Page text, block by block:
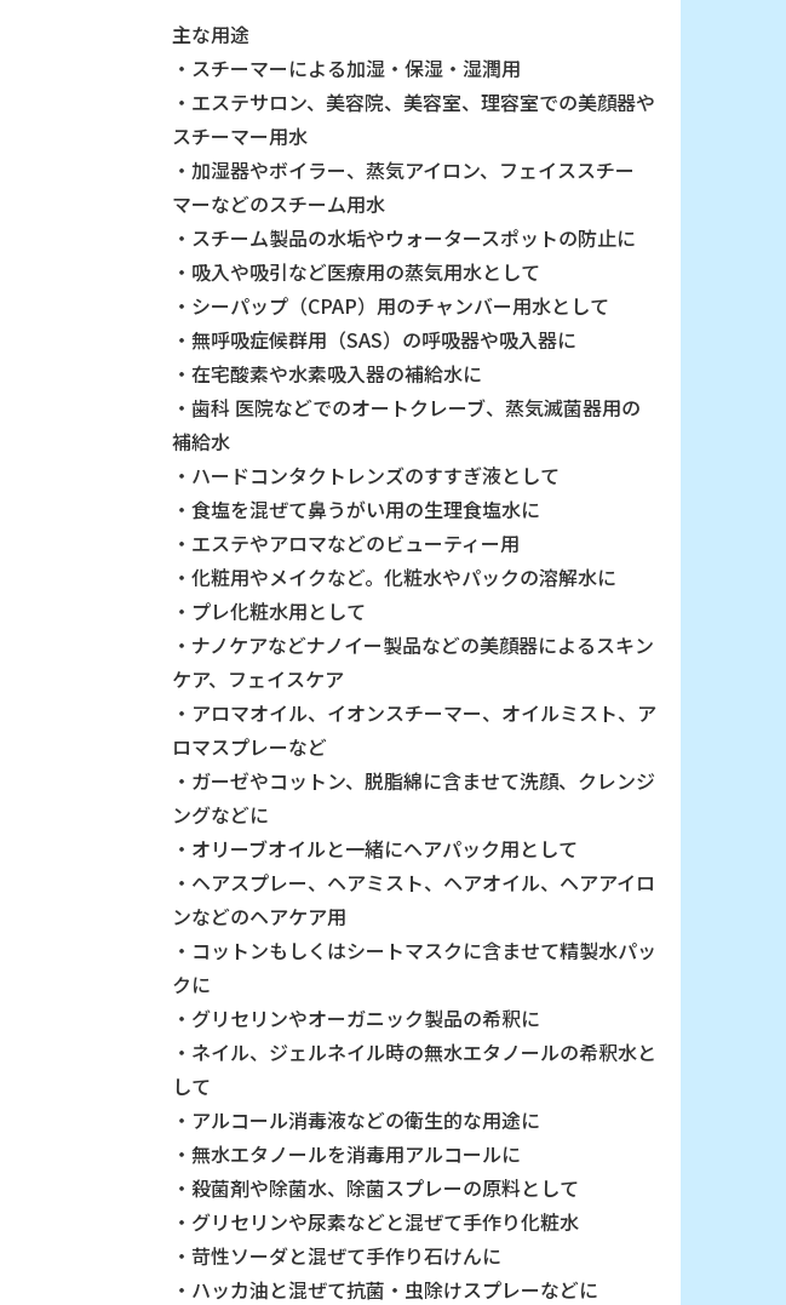
主な用途
・スチーマーによる加湿・保湿・湿潤用
・エステサロン、美容院、美容室、理容室での美顔器や
スチーマー用水
・加湿器やボイラー、蒸気アイロン、フェイススチー
マーなどのスチーム用水
・スチーム製品の水垢やウォータースポットの防止に
・吸入や吸引など医療用の蒸気用水として
・シーパップ（CPAP）用のチャンバー用水として
・無呼吸症候群用（SAS）の呼吸器や吸入器に
・在宅酸素や水素吸入器の補給水に
・歯科 医院などでのオートクレーブ、蒸気滅菌器用の
補給水
・ハードコンタクトレンズのすすぎ液として
・食塩を混ぜて鼻うがい用の生理食塩水に
・エステやアロマなどのビューティー用
・化粧用やメイクなど。化粧水やパックの溶解水に
・プレ化粧水用として
・ナノケアなどナノイー製品などの美顔器によるスキン
ケア、フェイスケア
・アロマオイル、イオンスチーマー、オイルミスト、ア
ロマスプレーなど
・ガーゼやコットン、脱脂綿に含ませて洗顔、クレンジ
ングなどに
・オリーブオイルと一緒にヘアパック用として
・ヘアスプレー、ヘアミスト、ヘアオイル、ヘアアイロ
ンなどのヘアケア用
・コットンもしくはシートマスクに含ませて精製水パッ
クに
・グリセリンやオーガニック製品の希釈に
・ネイル、ジェルネイル時の無水エタノールの希釈水と
して
・アルコール消毒液などの衛生的な用途に
・無水エタノールを消毒用アルコールに
・殺菌剤や除菌水、除菌スプレーの原料として
・グリセリンや尿素などと混ぜて手作り化粧水
・苛性ソーダと混ぜて手作り石けんに
・ハッカ油と混ぜて抗菌・虫除けスプレーなどに